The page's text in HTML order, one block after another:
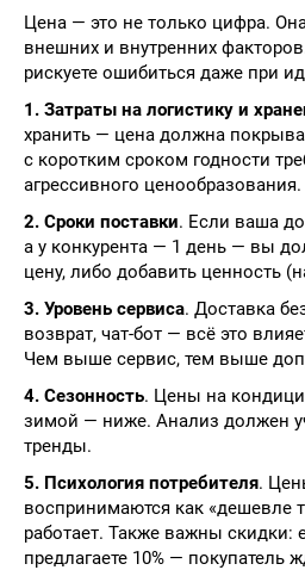
Цена — это не только цифра.
внешних и внутренних
рискуете ошибиться даже при
1. Затраты на логистику и
хранить — цена должна
с коротким сроком годности
агрессивного ценообразования.
2. Сроки поставки. Если ваша
а у конкурента — 1 день — вы
цену, либо добавить ценность
3. Уровень сервиса. Доставка
возврат, чат-бот — всё это
Чем выше сервис, тем выше
4. Сезонность. Цены на
зимой — ниже. Анализ должен
тренды.
5. Психология потребителя.
воспринимаются как «дешевле
работает. Также важны скидки:
предлагаете 10% — покупатель